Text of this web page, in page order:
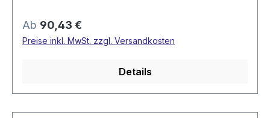
Regulärer Preis:
Ab 90,43 €
Preise inkl. MwSt. zzgl. Versandkosten
Details